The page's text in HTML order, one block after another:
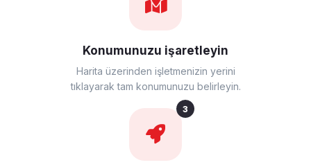
Konumunuzu işaretleyin
Harita üzerinden işletmenizin yerini
tıklayarak tam konumunuzu belirleyin.
3